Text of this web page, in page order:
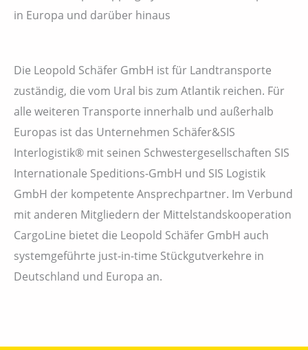
in Europa und darüber hinaus
Die Leopold Schäfer GmbH ist für Landtransporte
zuständig, die vom Ural bis zum Atlantik reichen. Für
alle weiteren Transporte innerhalb und außerhalb
Europas ist das Unternehmen Schäfer&SIS
Interlogistik® mit seinen Schwestergesellschaften SIS
Internationale Speditions-GmbH und SIS Logistik
GmbH der kompetente Ansprechpartner. Im Verbund
mit anderen Mitgliedern der Mittelstandskooperation
CargoLine bietet die Leopold Schäfer GmbH auch
systemgeführte just-in-time Stückgutverkehre in
Deutschland und Europa an.